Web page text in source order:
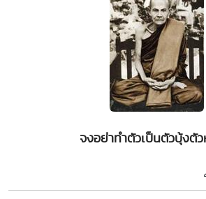
จงอย่าทำตัวเป็นตัวบุ้งตั